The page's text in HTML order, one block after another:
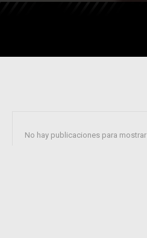
No hay publicaciones para mostrar